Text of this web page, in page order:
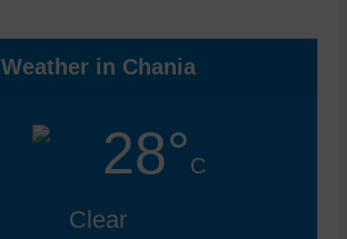
Weather in Chania
28°C
Clear